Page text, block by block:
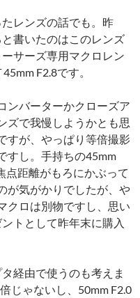
レンズの話でも。昨
書いたのはこのレンズ
サーズ専用マクロレン
F2.8です。
ンバーターかクローズア
ズで我慢しようかとも思
すが、やっぱり等倍撮影
すし。手持ちの45mm
点距離がもろにかぶって
が気がかりでしたが、や
クロは別物ですし、思い
トとして昨年末に購入
経由で使うのも考えま
じゃないし、50mm F2.0